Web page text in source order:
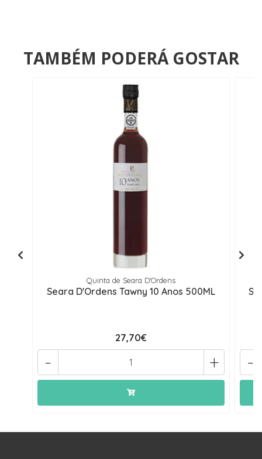
TAMBÉM PODERÁ GOSTAR
Quinta de Seara D'Ordens
Seara D'Ordens Tawny 10 Anos 500ML
27,70€
+
- -